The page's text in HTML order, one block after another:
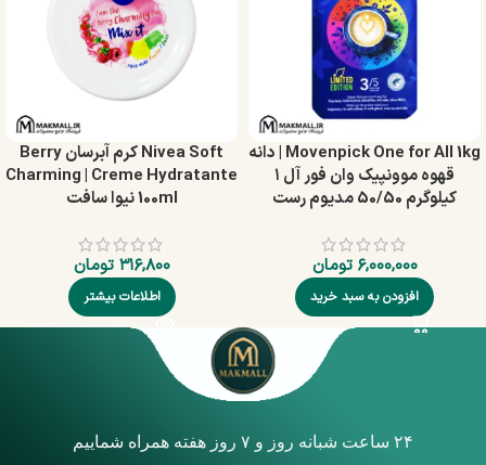
Movenpick One for All 1kg | دانه
قهوه موونپیک وان فور آل ۱
کیلوگرم 50/50 مدیوم رست
۶,۰۰۰,۰۰۰ تومان
افزودن به سبد خرید
Nivea Soft کرم آبرسان Berry
Charming | Creme Hydratante
100ml نیوا سافت
۳۱۶,۸۰۰ تومان
اطلاعات بیشتر
۲۴ ساعت شبانه روز و ۷ روز هفته همراه شماییم